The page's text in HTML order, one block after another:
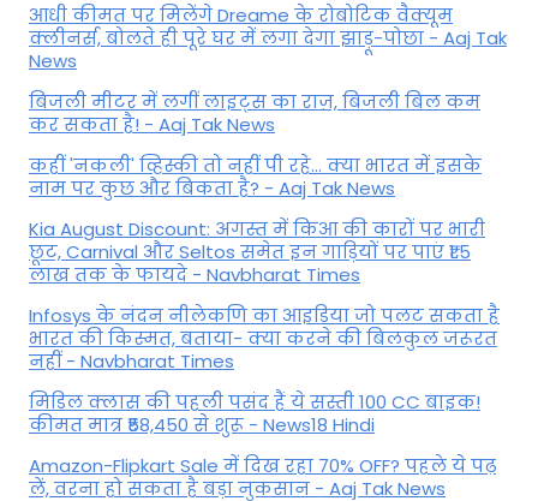
आधी कीमत पर मिलेंगे Dreame के रोबोटिक वैक्यूम
क्लीनर्स, बोलते ही पूरे घर में लगा देगा झाड़ू-पोछा - Aaj Tak
News
बिजली मीटर में लगीं लाइट्स का राज़, बिजली बिल कम
कर सकता है! - Aaj Tak News
कहीं 'नकली' व्हिस्की तो नहीं पी रहे... क्या भारत में इसके
नाम पर कुछ और बिकता है? - Aaj Tak News
Kia August Discount: अगस्त में किआ की कारों पर भारी
छूट, Carnival और Seltos समेत इन गाड़ियों पर पाएं ₹1.5
लाख तक के फायदे - Navbharat Times
Infosys के नंदन नीलेकणि का आइडिया जो पलट सकता है
भारत की किस्मत, बताया- क्या करने की बिलकुल जरूरत
नहीं - Navbharat Times
मिडिल क्लास की पहली पसंद हैं ये सस्ती 100 CC बाइक!
कीमत मात्र ₹58,450 से शुरू - News18 Hindi
Amazon-Flipkart Sale में दिख रहा 70% OFF? पहले ये पढ़
लें, वरना हो सकता है बड़ा नुकसान - Aaj Tak News